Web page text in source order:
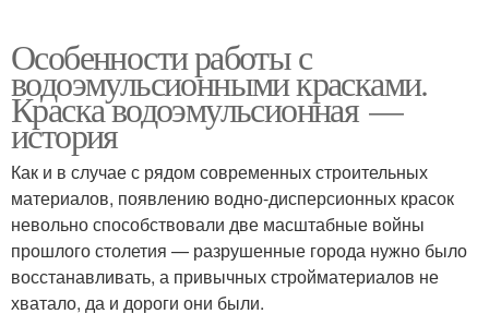
Особенности работы с
водоэмульсионными красками.
Краска водоэмульсионная —
история
Как и в случае с рядом современных строительных
материалов, появлению водно-дисперсионных красок
невольно способствовали две масштабные войны
прошлого столетия — разрушенные города нужно было
восстанавливать, а привычных стройматериалов не
хватало, да и дороги они были.